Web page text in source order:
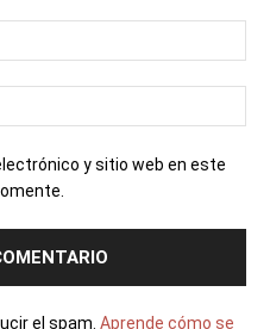
y sitio web en este
el spam. Aprende cómo se